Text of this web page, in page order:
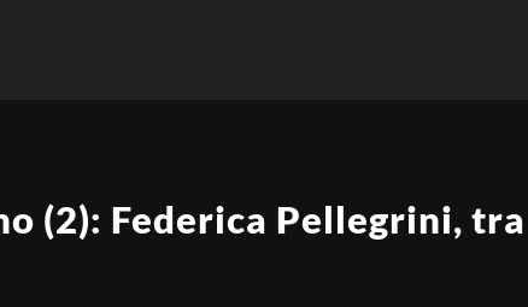
(2): Federica Pellegrini,